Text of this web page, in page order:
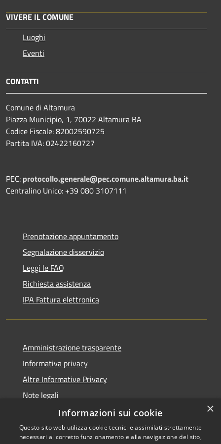
VIVERE IL COMUNE
Luoghi
Eventi
CONTATTI
Comune di Altamura
Piazza Municipio, 1, 70022 Altamura BA
Codice Fiscale: 82002590725
Partita IVA: 02422160727
PEC: protocollo.generale@pec.comune.altamura.ba.it
Centralino Unico: +39 080 3107111
Prenotazione appuntamento
Segnalazione disservizio
Leggi le FAQ
Richiesta assistenza
IPA Fattura elettronica
Amministrazione trasparente
Informativa privacy
Altre Informative Privacy
Note legali
Dichiarazione di accessibilità
×
Informazioni sui cookie
Questo sito web utilizza cookie tecnici e assimilati strettamente
necessari al corretto funzionamento e alla navigazione del sito,